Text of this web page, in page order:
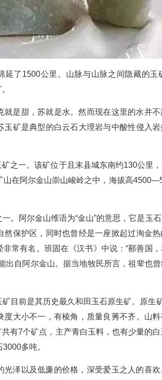
延了1500公里。山脉与山脉之间隐藏的玉
是甜，苏就是水。然而现在这里的水并
矿是典型的白云石大理岩与中酸性侵入
之一。该矿位于且末县城东南约130公里
在阿尔金山崇山峻岭之中，海拔高
。阿尔金山维语为“金山”的意思，它是玉
保护区，同时也曾经是一座掀起过淘金
常有名。班固在《汉书》中说：“鄯善国，
出自阿尔金山。据当地牧民所言，祖辈也
目前是其历史最久和田玉石原生矿。原生
大小不一，有棱角，质量良莠不齐。山
有7个矿点，主产青白玉料，也有少量的
多吨。
泽以及低廉的价格，深受爱玉之人的喜